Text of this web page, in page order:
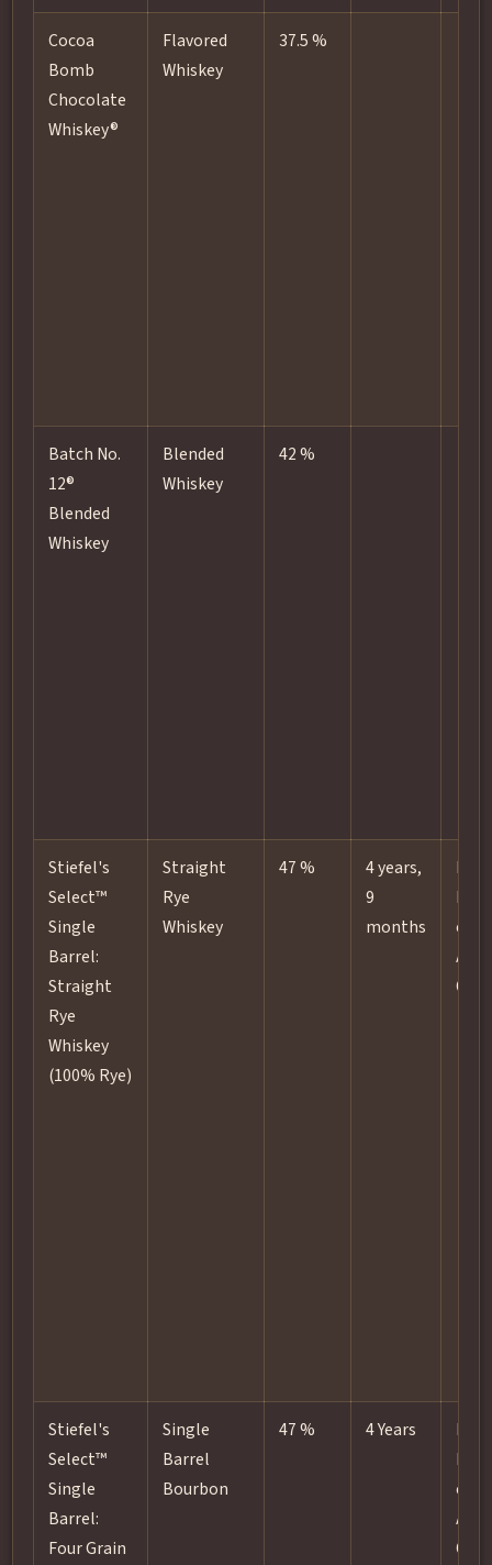
Cocoa
Bomb
Chocolate
Whiskey®
Flavored
Whiskey
37.5 %
Batch No.
12®
Blended
Whiskey
Blended
Whiskey
42 %
Stiefel's
Select™
Single
Barrel:
Straight
Rye
Whiskey
(100% Rye)
Straight
Rye
Whiskey
47 %
4 years,
9
months
New
Oak
Stiefel's
Select™
Single
Barrel:
Four Grain
Single
Barrel
Bourbon
47 % 4 Years
New
Oak